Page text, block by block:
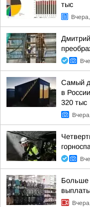
тыс
Самый
в
320 тыс
Больше